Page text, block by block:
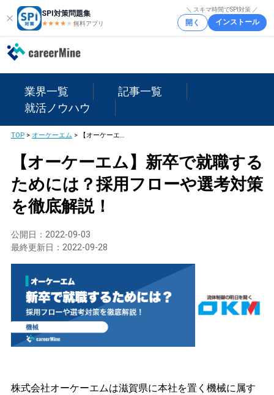
SPI対策問題集
★★★★ ★★
無料アプリ
＼ スキマ時間でSPI対策 ／
開く インストール
業界一覧
記事一覧
就活ノウハウ
TOP> オーケーエム > 【オーケーエム】新卒で就職するためには？採用フローや選考対策を徹底解説！
【オーケーエム】新卒で就職する
ためには？採用フローや選考対策
を徹底解説！
公開日： 2022-09-03
最終更新日： 2022-09-28
株式会社オーケーエムは滋賀県に本社を置く機械に属す